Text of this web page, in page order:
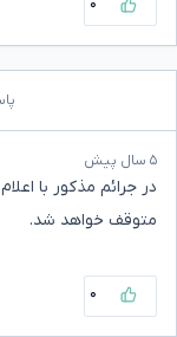
۵ سال پیش
در جرائم مذکور با
متوقف خواهد شد.
۰